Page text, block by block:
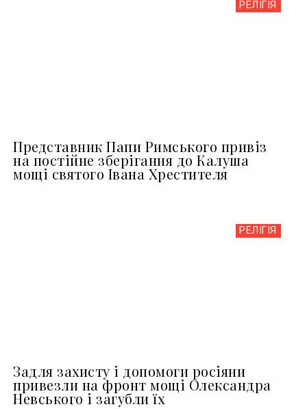
РЕЛІГІЯ
Представник Папи Римського привіз
на постійне зберігання до Калуша
мощі святого Івана Хрестителя
РЕЛІГІЯ
Задля захисту і допомоги росіяни
привезли на фронт мощі Олександра
Невського і загубли їх